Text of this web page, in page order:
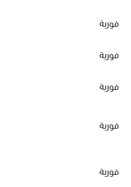
فورية
فورية
فورية
فورية
فورية